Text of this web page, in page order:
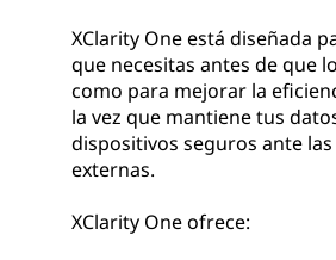
XClarity One está diseñada
que necesitas antes de que
como para mejorar la
la vez que mantiene tus
dispositivos seguros ante las
externas.
XClarity One ofrece: